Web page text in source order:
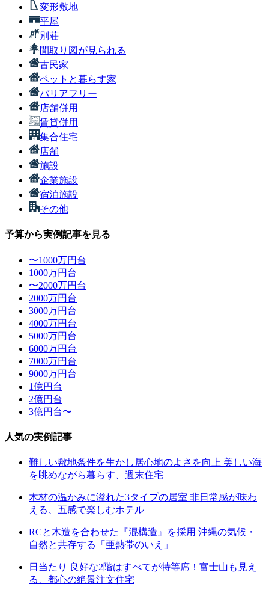
変形敷地
平屋
別荘
間取り図が見られる
古民家
ペットと暮らす家
バリアフリー
店舗併用
賃貸併用
集合住宅
店舗
施設
企業施設
宿泊施設
その他
予算から実例記事を見る
〜1000万円台
1000万円台
〜2000万円台
2000万円台
3000万円台
4000万円台
5000万円台
6000万円台
7000万円台
9000万円台
1億円台
2億円台
3億円台〜
人気の実例記事
難しい敷地条件を生かし居心地のよさを向上 美しい海
を眺めながら暮らす、週末住宅
木材の温かみに溢れた3タイプの居室 非日常感が味わ
える、五感で楽しむホテル
RCと木造を合わせた『混構造』を採用 沖縄の気候・
自然と共存する「亜熱帯のいえ」
日当たり 良好な2階はすべてが特等席！富士山も見え
る、都心の絶景注文住宅